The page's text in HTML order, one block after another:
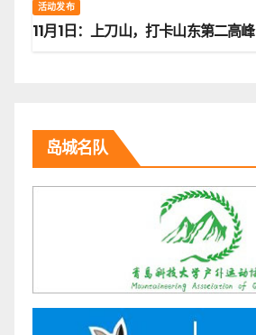
活动发布
11月1日：上刀山，打卡山东第二高峰
岛城名队